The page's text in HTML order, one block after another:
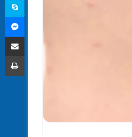
Messenger
Compartilhar via e-mail